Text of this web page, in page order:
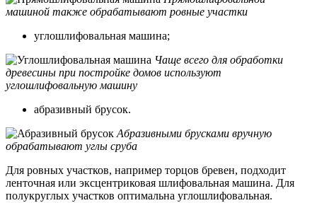
машиной также обрабатывают ровные участки
углошлифовальная машина;
Чаще всего для обработки
древесины при постройке домов используют
углошлифовальную машину
абразивный брусок.
Абразивными брусками вручную
обрабатывают углы сруба
Для ровных участков, например торцов бревен, подходит
ленточная или эксцентриковая шлифовальная машина. Для
полукруглых участков оптимальна углошлифовальная.